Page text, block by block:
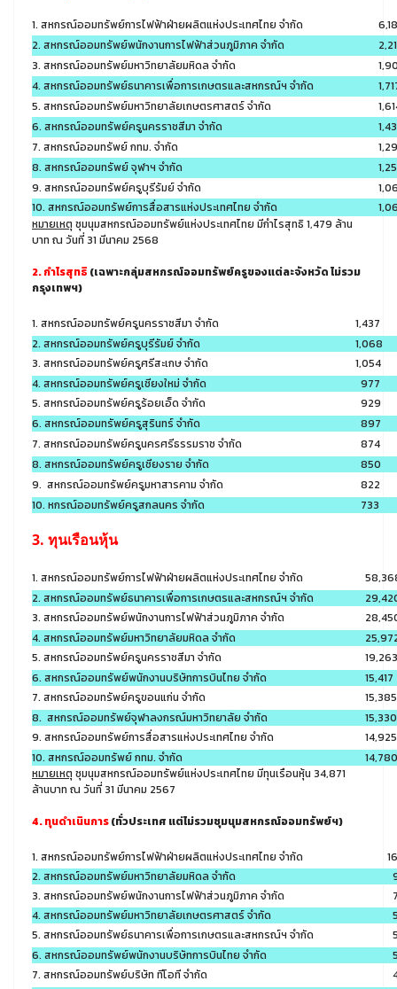
1. สหกรณ์ออมทรัพย์การไฟฟ้าฝ่ายผลิตแห่งประเทศไทย จำกัด
2. สหกรณ์ออมทรัพย์พนักงานการไฟฟ้าส่วนภูมิภาค จำกัด
3. สหกรณ์ออมทรัพย์มหาวิทยาลัยมหิดล จำกัด
4. สหกรณ์ออมทรัพย์ธนาคารเพื่อการเกษตรและสหกรณ์ฯ จำกัด
5. สหกรณ์ออมทรัพย์มหาวิทยาลัยเกษตรศาสตร์ จำกัด
6. สหกรณ์ออมทรัพย์ครูนครราชสีมา จำกัด
7. สหกรณ์ออมทรัพย์ กทม. จำกัด
8. สหกรณ์ออมทรัพย์ จุฬาฯ จำกัด
9. สหกรณ์ออมทรัพย์ครูบุรีรัมย์ จำกัด
10. สหกรณ์ออมทรัพย์การสื่อสารแห่งประเทศไทย จำกัด
หมายเหตุ ชุมนุมสหกรณ์ออมทรัพย์แห่งประเทศไทย มีกำไรสุทธิ 1,479 ล้าน
บาท ณ วันที่ 31 มีนาคม 2568
2. กำไรสุทธิ (เฉพาะกลุ่มสหกรณ์ออมทรัพย์ครูของแต่ละจังหวัด ไม่รวม
กรุงเทพฯ)
1. สหกรณ์ออมทรัพย์ครูนครราชสีมา จำกัด
1,437
2. สหกรณ์ออมทรัพย์ครูบุรีรัมย์ จำกัด
1,068
3. สหกรณ์ออมทรัพย์ครูศรีสะเกษ จำกัด
1,054
4. สหกรณ์ออมทรัพย์ครูเชียงใหม่ จำกัด
977
5. สหกรณ์ออมทรัพย์ครูร้อยเอ็ด จำกัด
929
6. สหกรณ์ออมทรัพย์ครูสุรินทร์ จำกัด
897
7. สหกรณ์ออมทรัพย์ครูนครศรีธรรมราช จำกัด
874
8. สหกรณ์ออมทรัพย์ครูเชียงราย จำกัด
850
9. สหกรณ์ออมทรัพย์ครูมหาสารคาม จำกัด
822
10. หกรณ์ออมทรัพย์ครูสกลนคร จำกัด
733
3. ทุนเรือนหุ้น
1. สหกรณ์ออมทรัพย์การไฟฟ้าฝ่ายผลิตแห่งประเทศไทย จำกัด
2. สหกรณ์ออมทรัพย์ธนาคารเพื่อการเกษตรและสหกรณ์ฯ จำกัด
3. สหกรณ์ออมทรัพย์พนักงานการไฟฟ้าส่วนภูมิภาค จำกัด
4. สหกรณ์ออมทรัพย์มหาวิทยาลัยมหิดล จำกัด
5. สหกรณ์ออมทรัพย์ครูนครราชสีมา จำกัด
19,263
6. สหกรณ์ออมทรัพย์พนักงานบริษัทการบินไทย จำกัด
15,417
7. สหกรณ์ออมทรัพย์ครูขอนแก่น จำกัด
15,385
8. สหกรณ์ออมทรัพย์จุฬาลงกรณ์มหาวิทยาลัย จำกัด
15,330
9. สหกรณ์ออมทรัพย์การสื่อสารแห่งประเทศไทย จำกัด
14,925
10. สหกรณ์ออมทรัพย์ กทม. จำกัด
14,780
หมายเหตุ ชุมนุมสหกรณ์ออมทรัพย์แห่งประเทศไทย มีทุนเรือนหุ้น 34,871
ล้านบาท ณ วันที่ 31 มีนาคม 2567
4. ทุนดำเนินการ(ทั่วประเทศ แต่ไม่รวมชุมนุมสหกรณ์ออมทรัพย์ฯ)
1. สหกรณ์ออมทรัพย์การไฟฟ้าฝ่ายผลิตแห่งประเทศไทย จำกัด
2. สหกรณ์ออมทรัพย์มหาวิทยาลัยมหิดล จำกัด
3. สหกรณ์ออมทรัพย์พนักงานการไฟฟ้าส่วนภูมิภาค จำกัด
4. สหกรณ์ออมทรัพย์มหาวิทยาลัยเกษตรศาสตร์ จำกัด
5. สหกรณ์ออมทรัพย์ธนาคารเพื่อการเกษตรและสหกรณ์ฯ จำกัด
6. สหกรณ์ออมทรัพย์พนักงานบริษัทการบินไทย จำกัด
7. สหกรณ์ออมทรัพย์บริษัท ทีโอที จำกัด